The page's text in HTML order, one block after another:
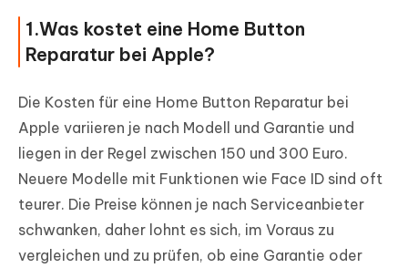
1.Was kostet eine Home Button
Reparatur bei Apple?
Die Kosten für eine Home Button Reparatur bei
Apple variieren je nach Modell und Garantie und
liegen in der Regel zwischen 150 und 300 Euro.
Neuere Modelle mit Funktionen wie Face ID sind oft
teurer. Die Preise können je nach Serviceanbieter
schwanken, daher lohnt es sich, im Voraus zu
vergleichen und zu prüfen, ob eine Garantie oder